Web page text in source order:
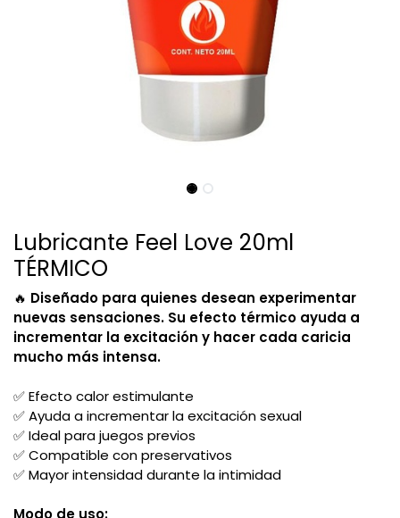
Lubricante Feel Love 20ml
TÉRMICO
🔥 Diseñado para quienes desean experimentar
nuevas sensaciones. Su efecto térmico ayuda a
incrementar la excitación y hacer cada caricia
mucho más intensa.
✅ Efecto calor estimulante
✅ Ayuda a incrementar la excitación sexual
✅ Ideal para juegos previos
✅ Compatible con preservativos
✅ Mayor intensidad durante la intimidad
Modo de uso: